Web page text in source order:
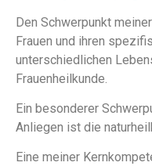
Den Schwerpunkt
Frauen und ihren
unterschiedlichen
Frauenheilkunde.
Ein besonderer
Anliegen ist die
Eine meiner